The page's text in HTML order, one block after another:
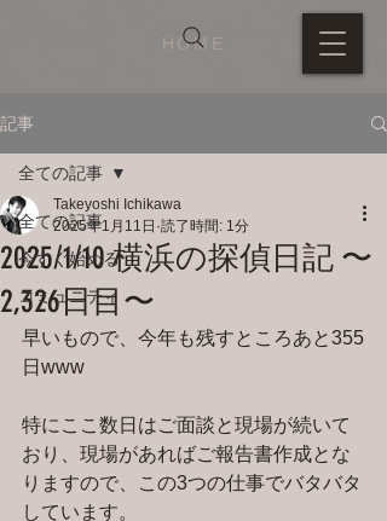
HOME
記事
全ての記事
今すぐ始める
コミュニティ
全ての記事
2025/1/10 横浜の探偵日記 〜
2,326日目〜
Takeyoshi Ichikawa
2025年1月11日 読了時間: 1分
早いもので、今年も残すところあと355
日www
特にここ数日はご面談と現場が続いて
おり、現場があればご報告書作成とな
りますので、この3つの仕事でバタバタ
しています。